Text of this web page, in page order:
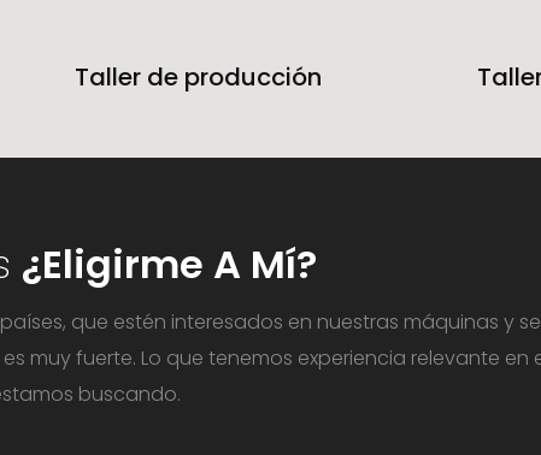
Taller de producción
¿Eligirme A Mí?
que estén interesados ​​en nuestras máquinas y
muy fuerte. Lo que tenemos experiencia relevante en
buscando.